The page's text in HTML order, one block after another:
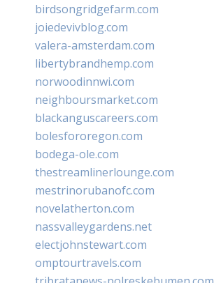
birdsongridgefarm.com
joiedevivblog.com
valera-amsterdam.com
libertybrandhemp.com
norwoodinnwi.com
neighboursmarket.com
blackanguscareers.com
bolesfororegon.com
bodega-ole.com
thestreamlinerlounge.com
mestrinorubanofc.com
novelatherton.com
nassvalleygardens.net
electjohnstewart.com
omptourtravels.com